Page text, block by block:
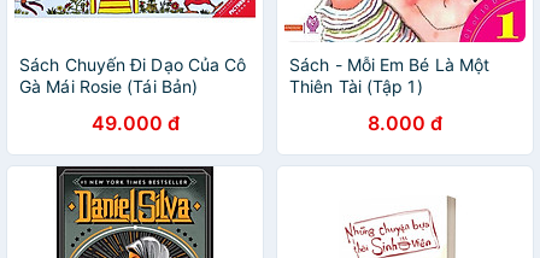
Sách Chuyến Đi Dạo Của Cô
Gà Mái Rosie (Tái Bản)
49.000 đ
Sách - Mỗi Em Bé Là Một
Thiên Tài (Tập 1)
8.000 đ